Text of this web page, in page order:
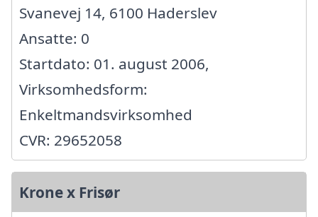
Svanevej 14, 6100 Haderslev
Ansatte: 0
Startdato: 01. august 2006,
Virksomhedsform:
Enkeltmandsvirksomhed
CVR: 29652058
Krone x Frisør